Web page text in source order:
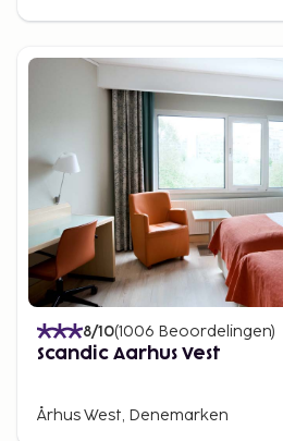
8/10(1006 Beoordelingen)
Scandic Aarhus Vest
Århus West, Denemarken